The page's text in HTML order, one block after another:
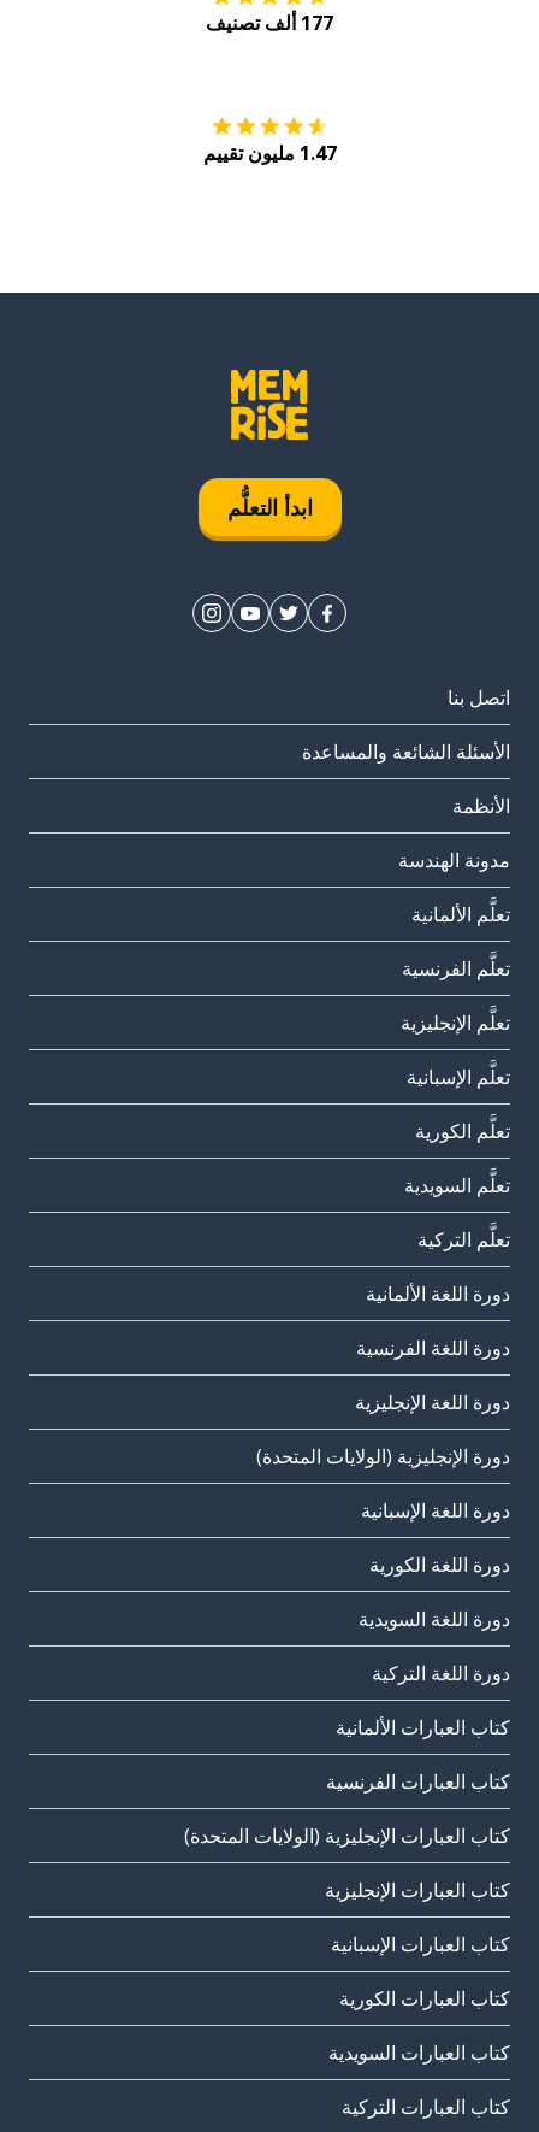
177 ألف تصنيف
1.47 مليون تقييم
ابدأ التعلُّم
اتصل بنا
الأسئلة الشائعة والمساعدة
الأنظمة
مدونة الهندسة
تعلَّم الألمانية
تعلَّم الفرنسية
تعلَّم الإنجليزية
تعلَّم الإسبانية
تعلَّم الكورية
تعلَّم السويدية
تعلَّم التركية
دورة اللغة الألمانية
دورة اللغة الفرنسية
دورة اللغة الإنجليزية
دورة الإنجليزية (الولايات المتحدة)
دورة اللغة الإسبانية
دورة اللغة الكورية
دورة اللغة السويدية
دورة اللغة التركية
كتاب العبارات الألمانية
كتاب العبارات الفرنسية
كتاب العبارات الإنجليزية (الولايات المتحدة)
كتاب العبارات الإنجليزية
كتاب العبارات الإسبانية
كتاب العبارات الكورية
كتاب العبارات السويدية
كتاب العبارات التركية